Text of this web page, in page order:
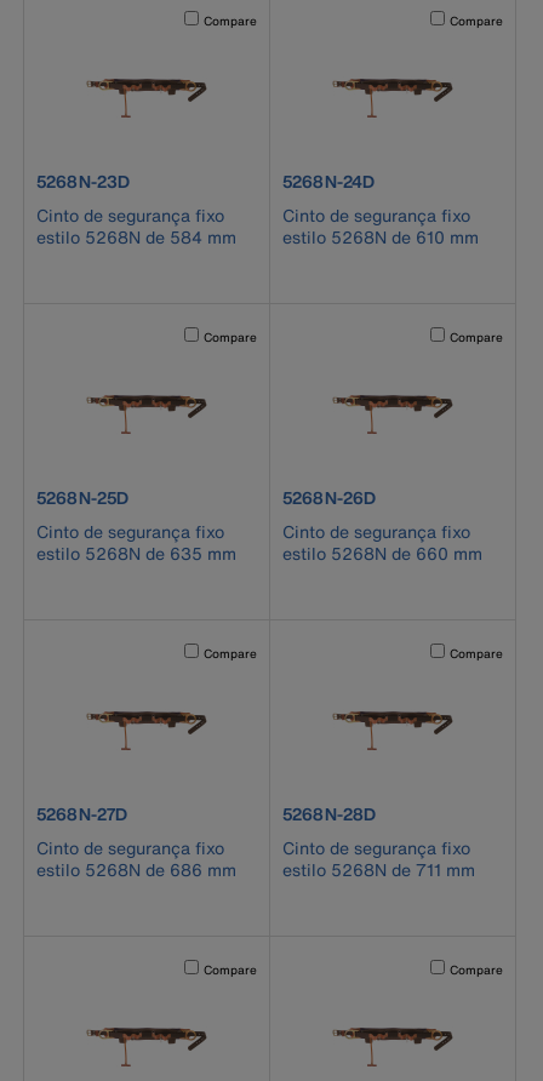
Activating this element will cause content on the page to
Compare
product number 5268N-23D
5268N-23D
Cinto de segurança fixo
estilo 5268N de 584 mm
Activating this
Compare
product number 5268N-24D
5268N-24D
Cinto de segurança fixo
estilo 5268N de 610 mm
Activating this element will cause content on the page to
Compare
product number 5268N-25D
5268N-25D
Cinto de segurança fixo
estilo 5268N de 635 mm
Activating this
Compare
product number 5268N-26D
5268N-26D
Cinto de segurança fixo
estilo 5268N de 660 mm
Activating this element will cause content on the page to
Compare
product number 5268N-27D
5268N-27D
Cinto de segurança fixo
estilo 5268N de 686 mm
Activating this
Compare
product number 5268N-28D
5268N-28D
Cinto de segurança fixo
estilo 5268N de 711 mm
Activating this element will cause content on the page to
Compare Activating this
Compare